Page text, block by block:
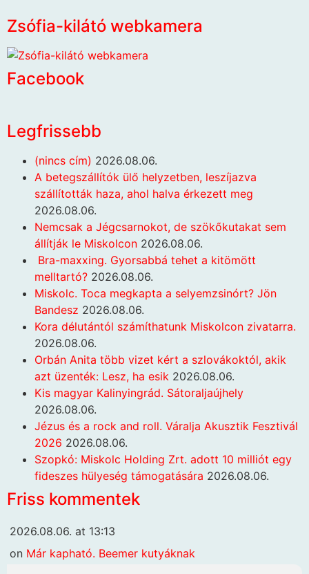
Zsófia-kilátó webkamera
Facebook
Legfrissebb
(nincs cím) 2026.08.06.
A betegszállítók ülő helyzetben, leszíjazva
szállították haza, ahol halva érkezett meg
2026.08.06.
Nemcsak a Jégcsarnokot, de szökőkutakat sem
állítják le Miskolcon 2026.08.06.
Bra-maxxing. Gyorsabbá tehet a kitömött
melltartó? 2026.08.06.
Miskolc. Toca megkapta a selyemzsinórt? Jön
Bandesz 2026.08.06.
Kora délutántól számíthatunk Miskolcon zivatarra.
2026.08.06.
Orbán Anita több vizet kért a szlovákoktól, akik
azt üzenték: Lesz, ha esik 2026.08.06.
Kis magyar Kalinyingrád. Sátoraljaújhely
2026.08.06.
Jézus és a rock and roll. Váralja Akusztik Fesztivál
2026 2026.08.06.
Szopkó: Miskolc Holding Zrt. adott 10 milliót egy
fideszes hülyeség támogatására 2026.08.06.
Friss kommentek
2026.08.06. at 13:13
on Már kapható. Beemer kutyáknak